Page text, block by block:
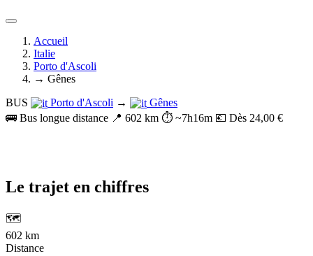
Accueil
Italie
Porto d'Ascoli
→ Gênes
BUS
Porto d'Ascoli →
Gênes
🚌 Bus longue distance 📍 602 km ⏱️ ~7h16m 💶 Dès 24,00 €
Le trajet en chiffres
🗺️
602 km
Distance